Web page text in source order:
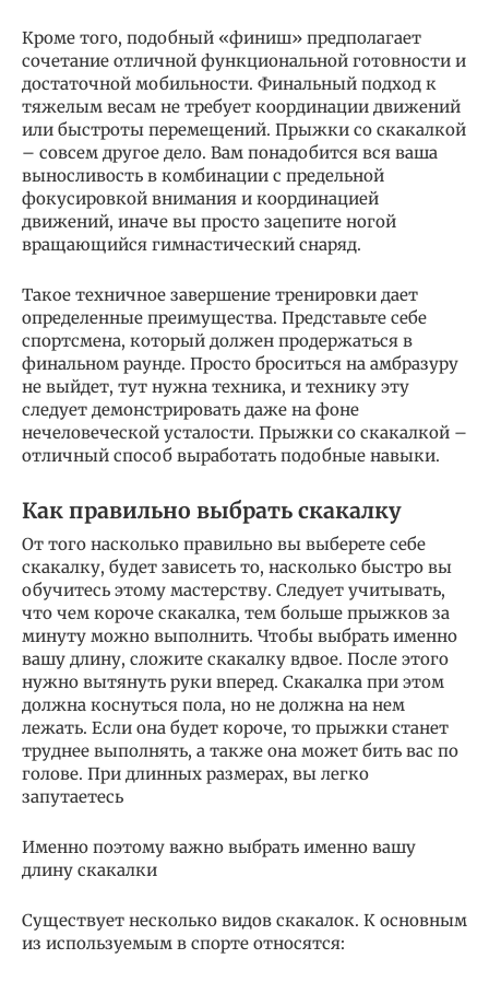
Кроме того, подобный «финиш» предполагает
сочетание отличной функциональной готовности и
достаточной мобильности. Финальный подход к
тяжелым весам не требует координации движений
или быстроты перемещений. Прыжки со скакалкой
– совсем другое дело. Вам понадобится вся ваша
выносливость в комбинации с предельной
фокусировкой внимания и координацией
движений, иначе вы просто зацепите ногой
вращающийся гимнастический снаряд.
Такое техничное завершение тренировки дает
определенные преимущества. Представьте себе
спортсмена, который должен продержаться в
финальном раунде. Просто броситься на амбразуру
не выйдет, тут нужна техника, и технику эту
следует демонстрировать даже на фоне
нечеловеческой усталости. Прыжки со скакалкой –
отличный способ выработать подобные навыки.
Как правильно выбрать скакалку
От того насколько правильно вы выберете себе
скакалку, будет зависеть то, насколько быстро вы
обучитесь этому мастерству. Следует учитывать,
что чем короче скакалка, тем больше прыжков за
минуту можно выполнить. Чтобы выбрать именно
вашу длину, сложите скакалку вдвое. После этого
нужно вытянуть руки вперед. Скакалка при этом
должна коснуться пола, но не должна на нем
лежать. Если она будет короче, то прыжки станет
труднее выполнять, а также она может бить вас по
голове. При длинных размерах, вы легко
запутаетесь
Именно поэтому важно выбрать именно вашу
длину скакалки
Существует несколько видов скакалок. К основным
из используемым в спорте относятся: